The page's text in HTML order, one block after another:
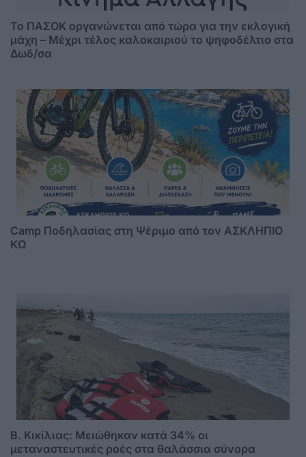
Το ΠΑΣΟΚ οργανώνεται από τώρα για την εκλογική
μάχη – Μέχρι τέλος καλοκαιριού το ψηφοδέλτιο στα
Δωδ/σα
Camp Ποδηλασίας στη Ψέριμο από τον ΑΣΚΛΗΠΙΟ
ΚΩ
B. Κικίλιας: Μειώθηκαν κατά 34% οι
μεταναστευτικές ροές στα θαλάσσια σύνορα